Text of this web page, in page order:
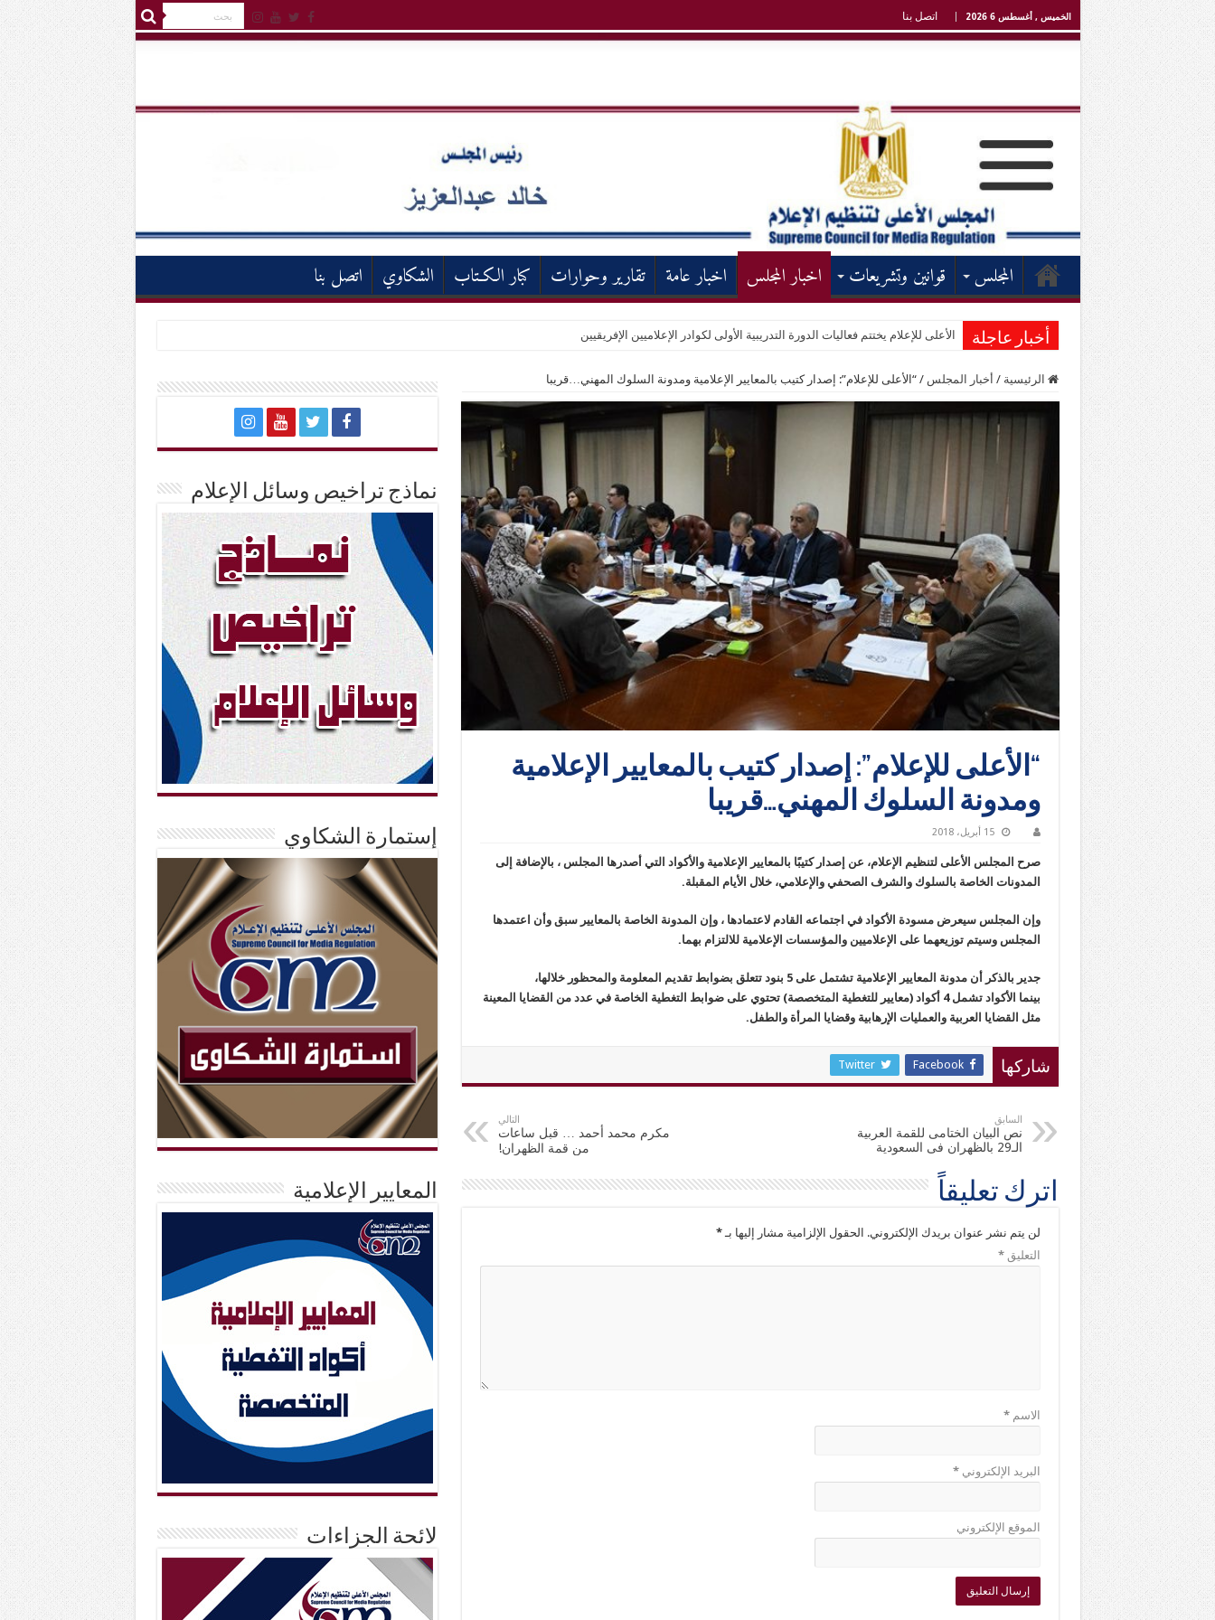
الخميس , أغسطس 6 2026 اتصل بنا
المجلس قوانين وتشريعات اخبار المجلس اخبار عامة تقارير وحوارات كبار الكـتاب الشكاوي اتصل بنا
أخبار عاجلة الأعلى للإعلام يختتم فعاليات الدورة التدريبية الأولى لكوادر الإعلاميين الإفريقيين
الرئيسية / أخبار المجلس / “الأعلى للإعلام”: إصدار كتيب بالمعايير الإعلامية ومدونة السلوك المهني…قريبا
“الأعلى للإعلام”: إصدار كتيب بالمعايير الإعلامية
ومدونة السلوك المهني…قريبا
15 أبريل، 2018
صرح المجلس الأعلى لتنظيم الإعلام، عن إصدار كتيبًا بالمعايير الإعلامية والأكواد التي أصدرها المجلس ، بالإضافة إلى
المدونات الخاصة بالسلوك والشرف الصحفي والإعلامي، خلال الأيام المقبلة.
وإن المجلس سيعرض مسودة الأكواد في اجتماعه القادم لاعتمادها ، وإن المدونة الخاصة بالمعايير سبق وأن اعتمدها
المجلس وسيتم توزيعهما على الإعلاميين والمؤسسات الإعلامية للالتزام بهما.
جدير بالذكر أن مدونة المعايير الإعلامية تشتمل على 5 بنود تتعلق بضوابط تقديم المعلومة والمحظور خلالها،
بينما الأكواد تشمل 4 أكواد (معايير للتغطية المتخصصة) تحتوي على ضوابط التغطية الخاصة في عدد من القضايا المعينة
مثل القضايا العربية والعمليات الإرهابية وقضايا المرأة والطفل.
شاركها Facebook
Twitter
السابق
نص البيان الختامى للقمة العربية
الـ29 بالظهران فى السعودية
التالي
مكرم محمد أحمد … قبل ساعات
من قمة الظهران!
اترك تعليقاً
لن يتم نشر عنوان بريدك الإلكتروني. الحقول الإلزامية مشار إليها بـ*
التعليق*
الاسم*
البريد الإلكتروني*
الموقع الإلكتروني
نماذج تراخيص وسائل الإعلام
إستمارة الشكاوي
المعايير الإعلامية
لائحة الجزاءات